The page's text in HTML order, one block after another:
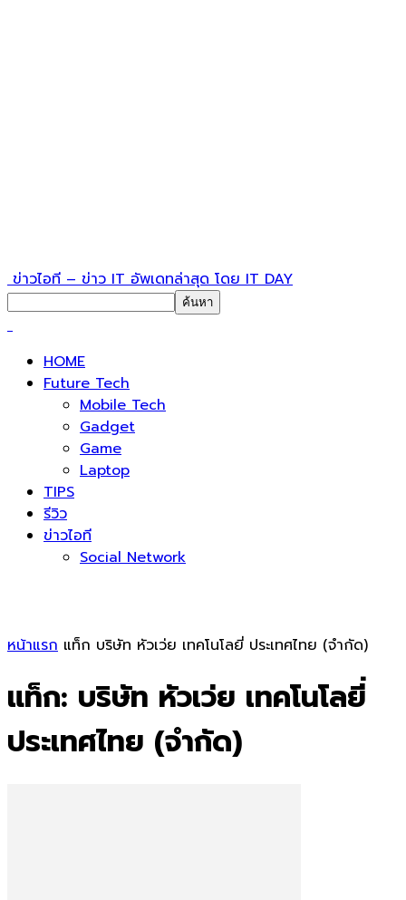
ข่าวไอที – ข่าว IT อัพเดทล่าสุด โดย IT DAY
HOME
Future Tech
Mobile Tech
Gadget
Game
Laptop
TIPS
รีวิว
ข่าวไอที
Social Network
หน้าแรก แท็ก บริษัท หัวเว่ย เทคโนโลยี่ ประเทศไทย (จำกัด)
แท็ก: บริษัท หัวเว่ย เทคโนโลยี่
ประเทศไทย (จำกัด)